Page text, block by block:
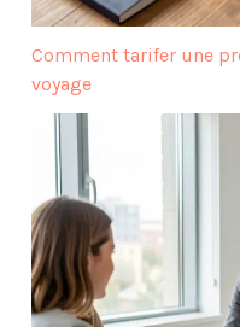
Comment tarifer une
voyage